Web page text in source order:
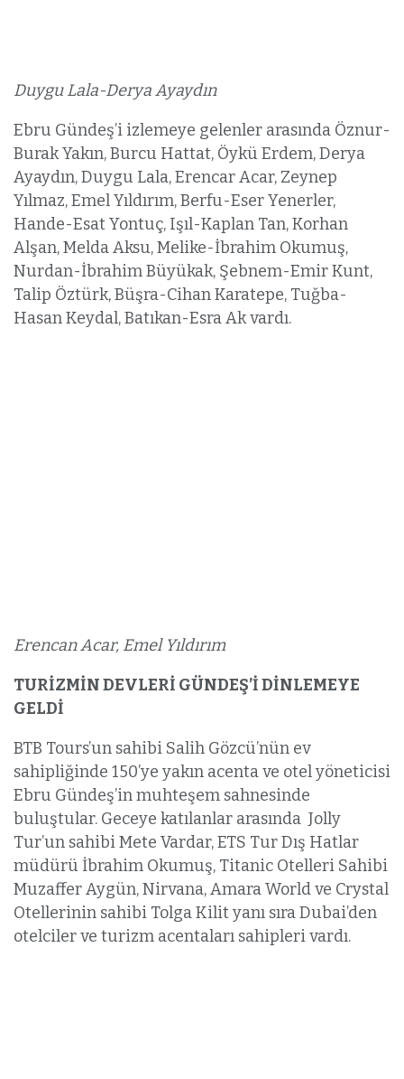
Duygu Lala-Derya Ayaydın
Ebru Gündeş’i izlemeye gelenler arasında Öznur-
Burak Yakın, Burcu Hattat, Öykü Erdem, Derya
Ayaydın, Duygu Lala, Erencar Acar, Zeynep
Yılmaz, Emel Yıldırım, Berfu-Eser Yenerler,
Hande-Esat Yontuç, Işıl-Kaplan Tan, Korhan
Alşan, Melda Aksu, Melike-İbrahim Okumuş,
Nurdan-İbrahim Büyükak, Şebnem-Emir Kunt,
Talip Öztürk, Büşra-Cihan Karatepe, Tuğba-
Hasan Keydal, Batıkan-Esra Ak vardı.
Erencan Acar, Emel Yıldırım
TURİZMİN DEVLERİ GÜNDEŞ’İ DİNLEMEYE
GELDİ
BTB Tours’un sahibi Salih Gözcü’nün ev
sahipliğinde 150’ye yakın acenta ve otel yöneticisi
Ebru Gündeş’in muhteşem sahnesinde
buluştular. Geceye katılanlar arasında Jolly
Tur’un sahibi Mete Vardar, ETS Tur Dış Hatlar
müdürü İbrahim Okumuş, Titanic Otelleri Sahibi
Muzaffer Aygün, Nirvana, Amara World ve Crystal
Otellerinin sahibi Tolga Kilit yanı sıra Dubai’den
otelciler ve turizm acentaları sahipleri vardı.